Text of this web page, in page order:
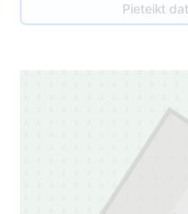
Pieteikt